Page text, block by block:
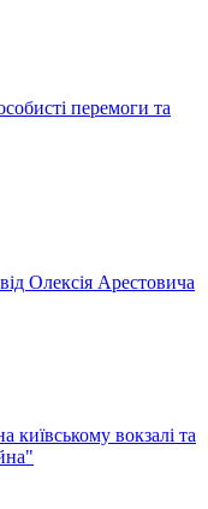
перемоги та
Олексія Арестовича
вокзалі та